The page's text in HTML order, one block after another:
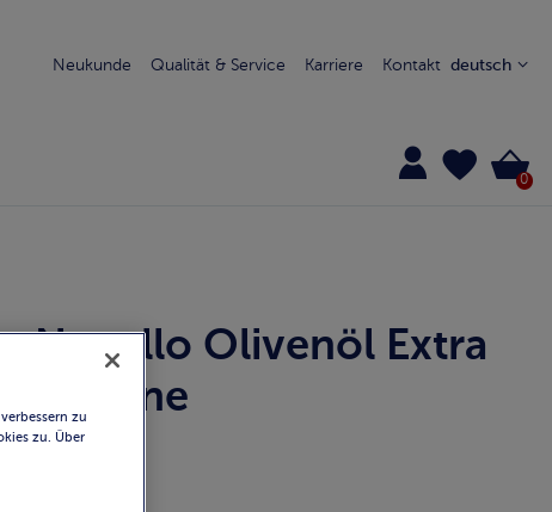
Neukunde Qualität & Service Karriere Kontakt deutsch
0
Novello Olivenöl Extra
Vergine
zu
zu. Über